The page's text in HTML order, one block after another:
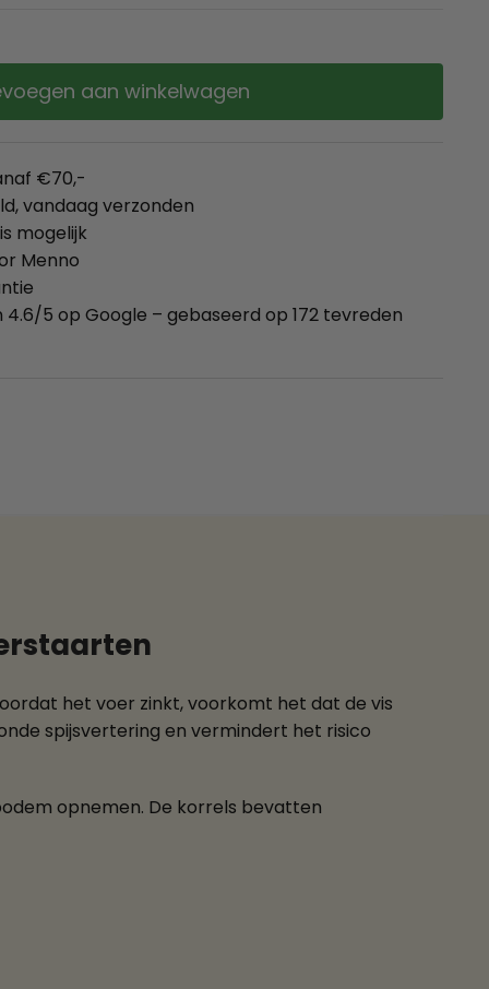
aan winkelwagen
€70,-
vandaag verzonden
mogelijk
Menno
5 op Google – gebaseerd op 172 tevreden
het voer zinkt, voorkomt het dat de vis
spijsvertering en vermindert het risico
opnemen. De korrels bevatten